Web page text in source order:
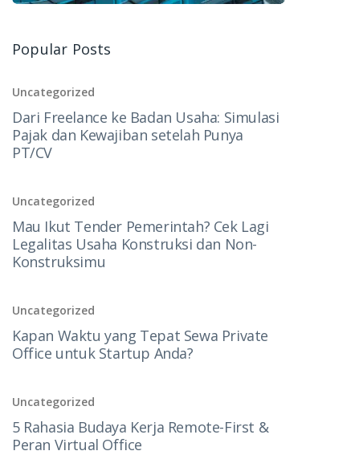
Popular Posts
Uncategorized
Dari Freelance ke Badan Usaha: Simulasi
Pajak dan Kewajiban setelah Punya
PT/CV
Uncategorized
Mau Ikut Tender Pemerintah? Cek Lagi
Legalitas Usaha Konstruksi dan Non-
Konstruksimu
Uncategorized
Kapan Waktu yang Tepat Sewa Private
Office untuk Startup Anda?
Uncategorized
5 Rahasia Budaya Kerja Remote-First &
Peran Virtual Office